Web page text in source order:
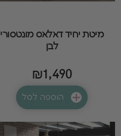
מיטת יחיד דאלאס מונטסורי
לבן
₪1,490
הוספה לסל